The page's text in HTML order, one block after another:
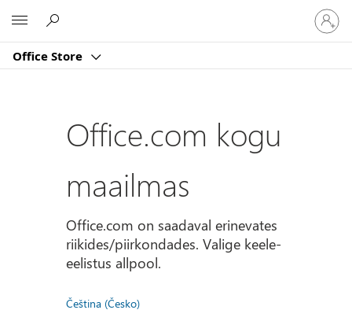
Office Store
Logige
sisse
oma
Office.com kogu
maailmas
Office.com on saadaval erinevates
riikides/piirkondades. Valige keele-
eelistus allpool.
Čeština (Česko)